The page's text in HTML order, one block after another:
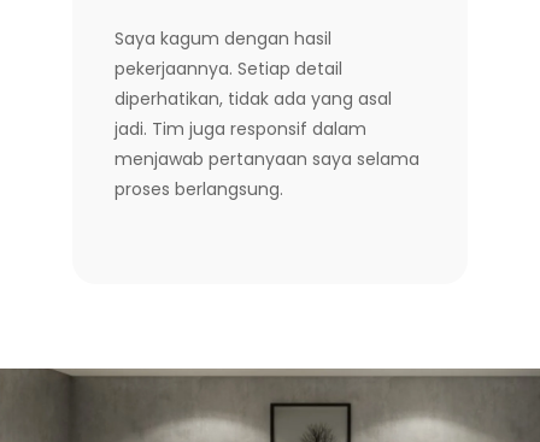
Saya kagum dengan hasil
pekerjaannya. Setiap detail
diperhatikan, tidak ada yang asal
jadi. Tim juga responsif dalam
menjawab pertanyaan saya selama
proses berlangsung.